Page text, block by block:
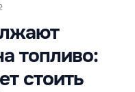
топливо:
стоить